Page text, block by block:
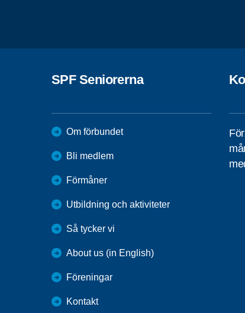
SPF Seniorerna
Om förbundet
Bli medlem
Förmåner
Utbildning och aktiviteter
Så tycker vi
About us (in English)
Föreningar
Kontakt